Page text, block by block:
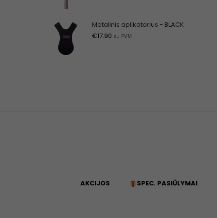
Metalinis aplikatorius - BLACK
€17.90 su PVM
AKCIJOS SPEC. PASIŪLYMAI